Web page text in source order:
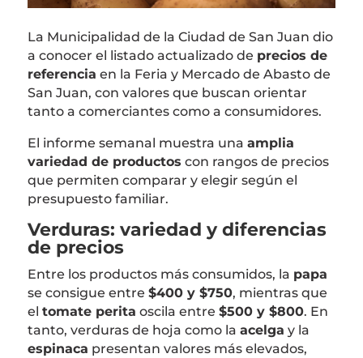
La Municipalidad de la Ciudad de San Juan dio
a conocer el listado actualizado de precios de
referencia en la Feria y Mercado de Abasto de
San Juan, con valores que buscan orientar
tanto a comerciantes como a consumidores.
El informe semanal muestra una amplia
variedad de productos con rangos de precios
que permiten comparar y elegir según el
presupuesto familiar.
Verduras: variedad y diferencias
de precios
Entre los productos más consumidos, la papa
se consigue entre $400 y $750, mientras que
el tomate perita oscila entre $500 y $800. En
tanto, verduras de hoja como la acelga y la
espinaca presentan valores más elevados,